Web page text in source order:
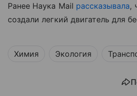
Ранее Наука Mail рассказывала,
создали легкий двигатель для
Химия Экология